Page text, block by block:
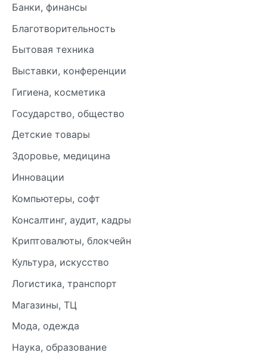
Банки, финансы
Благотворительность
Бытовая техника
Выставки, конференции
Гигиена, косметика
Государство, общество
Детские товары
Здоровье, медицина
Инновации
Компьютеры, софт
Консалтинг, аудит, кадры
Криптовалюты, блокчейн
Культура, искусство
Логистика, транспорт
Магазины, ТЦ
Мода, одежда
Наука, образование